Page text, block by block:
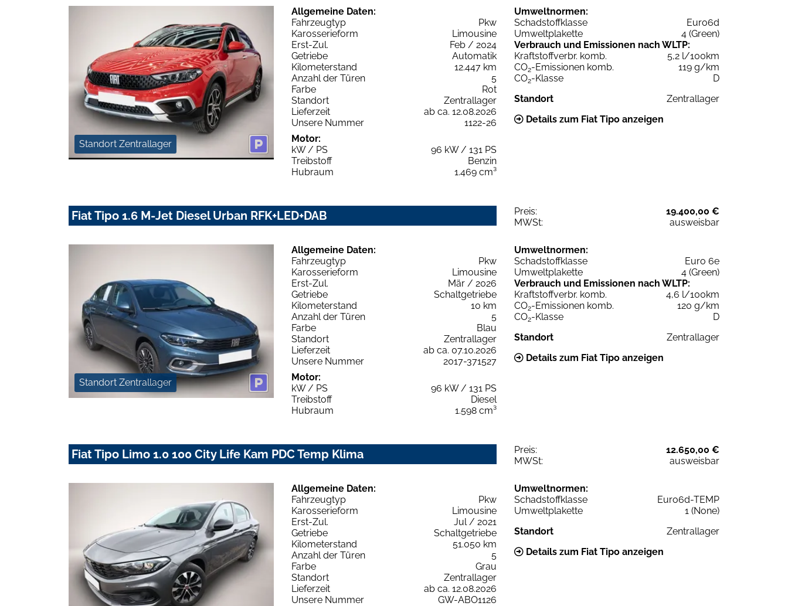
Standort Zentrallager
Allgemeine Daten:
Fahrzeugtyp
Pkw
Karosserieform
Limousine
Erst-Zul.
Feb / 2024
Getriebe
Automatik
Kilometerstand
12.447 km
Anzahl der Türen
5
Farbe
Rot
Standort
Zentrallager
Lieferzeit
ab ca. 12.08.2026
Unsere Nummer
1122-26
Motor:
kW / PS
96 kW / 131 PS
Treibstoff
Benzin
Hubraum
1.469 cm³
Umweltnormen:
Schadstoffklasse
Euro6d
Umweltplakette
4 (Green)
Verbrauch und Emissionen nach WLTP:
Kraftstoffverbr. komb.
5,2 l/100km
CO2-Emissionen komb.
119 g/km
CO2-Klasse
D
Standort
Zentrallager
Details zum Fiat Tipo anzeigen
Fiat Tipo 1.6 M-Jet Diesel Urban RFK+LED+DAB Preis:
19.400,00 €
MWSt:
ausweisbar
Standort Zentrallager
Allgemeine Daten:
Fahrzeugtyp
Pkw
Karosserieform
Limousine
Erst-Zul.
Mär / 2026
Getriebe
Schaltgetriebe
Kilometerstand
10 km
Anzahl der Türen
5
Farbe
Blau
Standort
Zentrallager
Lieferzeit
ab ca. 07.10.2026
Unsere Nummer
2017-371527
Motor:
kW / PS
96 kW / 131 PS
Treibstoff
Diesel
Hubraum
1.598 cm³
Umweltnormen:
Schadstoffklasse
Euro 6e
Umweltplakette
4 (Green)
Verbrauch und Emissionen nach WLTP:
Kraftstoffverbr. komb.
4,6 l/100km
CO2-Emissionen komb.
120 g/km
CO2-Klasse
D
Standort
Zentrallager
Details zum Fiat Tipo anzeigen
Fiat Tipo Limo 1.0 100 City Life Kam PDC Temp Klima Preis:
12.650,00 €
MWSt:
ausweisbar
Allgemeine Daten:
Fahrzeugtyp
Pkw
Karosserieform
Limousine
Erst-Zul.
Jul / 2021
Getriebe
Schaltgetriebe
Kilometerstand
51.050 km
Anzahl der Türen
5
Farbe
Grau
Standort
Zentrallager
Lieferzeit
ab ca. 12.08.2026
Unsere Nummer
GW-ABO1126
Umweltnormen:
Schadstoffklasse
Euro6d-TEMP
Umweltplakette
1 (None)
Standort
Zentrallager
Details zum Fiat Tipo anzeigen